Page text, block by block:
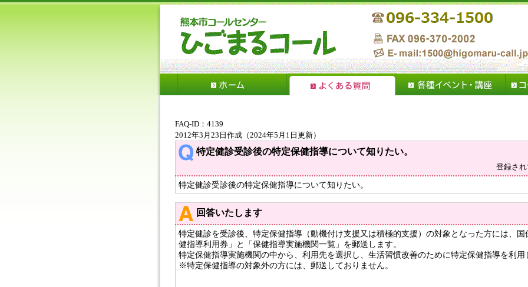
FAQ-ID：4139
2012年3月23日作成（2024年5月1日更新）
特定健診受診後の特定保健指導について知りたい。
登録さ
特定健診受診後の特定保健指導について知りたい。
回答いたします
特定健診を受診後、特定保健指導（動機付け支援又は積極的支援）の対象となった方には、
健指導利用券」と「保健指導実施機関一覧」を郵送します。
特定保健指導実施機関の中から、利用先を選択し、生活習慣改善のために特定保健指導を利用
※特定保健指導の対象外の方には、郵送しておりません。